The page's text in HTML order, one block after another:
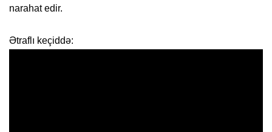
narahat edir.
Ətraflı keçiddə: